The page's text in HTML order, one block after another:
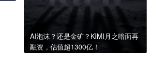
AI泡沫？还是金矿？KIMI月之暗面再
融资，估值超1300亿！